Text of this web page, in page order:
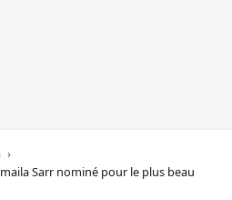
Sarr nominé pour le plus beau